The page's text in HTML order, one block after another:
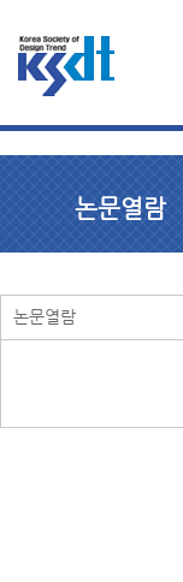
논문열람
논문열람